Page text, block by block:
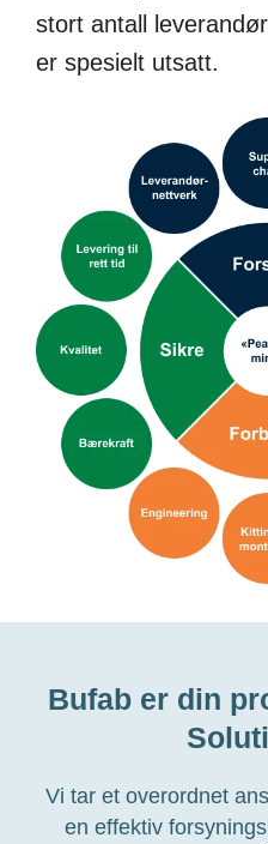
stort antall
er spesielt utsatt.
Bufab er din
Vi tar et overordnet
en effektiv